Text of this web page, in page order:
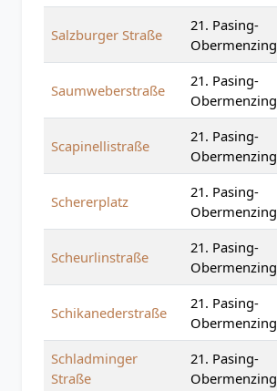
Salzburger Straße
21. Pasing-
Obermenzing
Saumweberstraße
21. Pasing-
Obermenzing
Scapinellistraße
21. Pasing-
Obermenzing
Schererplatz
21. Pasing-
Obermenzing
Scheurlinstraße
21. Pasing-
Obermenzing
Schikanederstraße
21. Pasing-
Obermenzing
Schladminger
Straße
21. Pasing-
Obermenzing